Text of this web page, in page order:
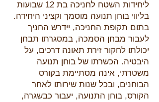
ליחידות השטח לחניכה בת 12 שבועות
בליווי בוחן תנועה מוסמך וקציני היחידה.
בתום תקופת החניכה, יידרש החניך
לעבור מבחן הסמכה, במסגרתו תבחן
יכולתו לחקור זירת תאונה דרכים, על
היבטיה. הכשרתו של בוחן תנועה
משטרתי, אינה מסתיימת בקורס
הבוחנים, ובכל שנות שירותו לאחר
הקורס, בוחן התנועה, יעבור כבשגרה,